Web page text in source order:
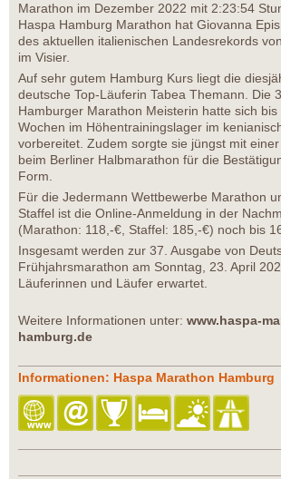
Marathon im Dezember 2022 mit 2:23:54
Haspa Hamburg Marathon hat Giovanna
des aktuellen italienischen Landesrekords
im Visier.
Auf sehr gutem Hamburg Kurs liegt die
deutsche Top-Läuferin Tabea Themann. Die
Hamburger Marathon Meisterin hatte sich
Wochen im Höhentrainingslager im
vorbereitet. Zudem sorgte sie jüngst mit
beim Berliner Halbmarathon für die
Form.
Für die Jedermann Wettbewerbe Marathon
Staffel ist die Online-Anmeldung in der
(Marathon: 118,-€, Staffel: 185,-€) noch bis
Insgesamt werden zur 37. Ausgabe von
Frühjahrsmarathon am Sonntag, 23. April
Läuferinnen und Läufer erwartet.
Weitere Informationen unter: www.haspa-
hamburg.de
Informationen: Haspa Marathon Hamburg